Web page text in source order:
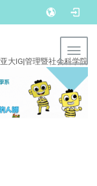
亚大IG|管理暨社会科学院